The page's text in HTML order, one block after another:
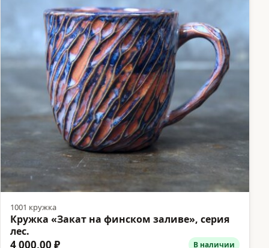
1001 кружка
Кружка «Закат на финском заливе», серия
лес.
4 000,00 ₽ В наличии